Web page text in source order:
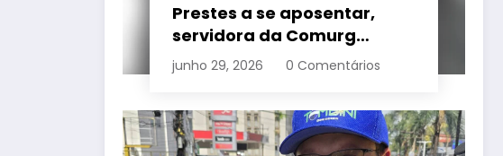
Prestes a se aposentar,
servidora da Comurg
atropelada por bêbado
entra em protocolo de
junho 29, 2026 0 Comentários